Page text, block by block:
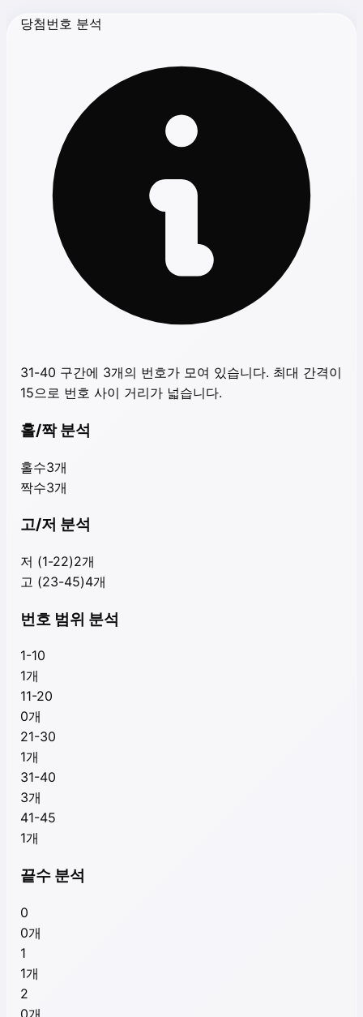
당첨번호 분석
31-40 구간에 3개의 번호가 모여 있습니다. 최대 간격이
15으로 번호 사이 거리가 넓습니다.
홀/짝 분석
홀수3개
짝수3개
고/저 분석
저 (1-22)2개
고 (23-45)4개
번호 범위 분석
1-10
1개
11-20
0개
21-30
1개
31-40
3개
41-45
1개
끝수 분석
0
0개
1
1개
2
0개